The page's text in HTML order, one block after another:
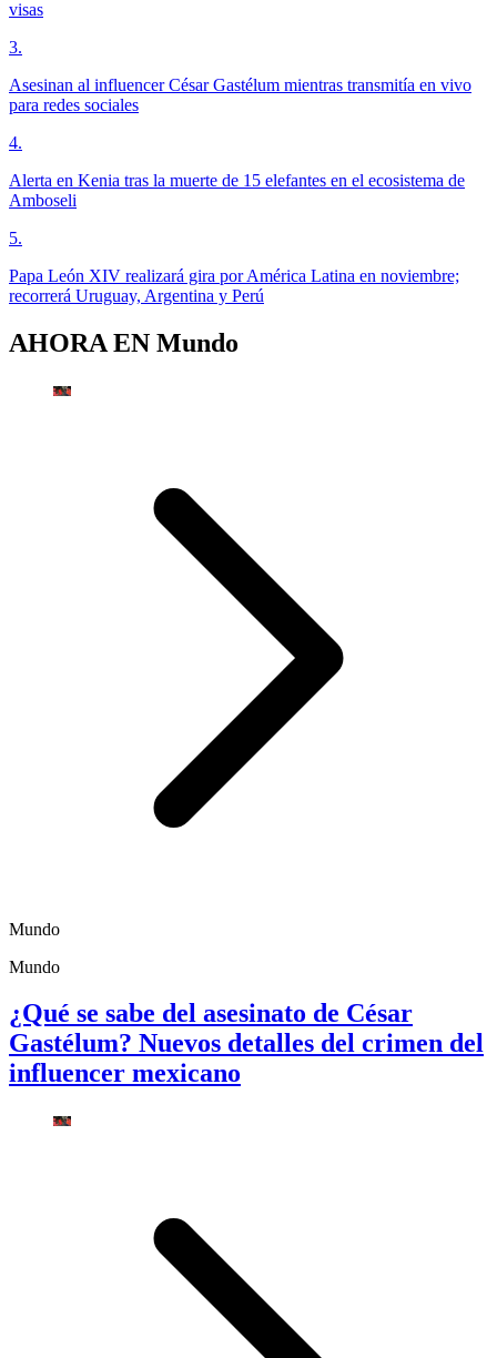
visas
3.
Asesinan al influencer César Gastélum mientras transmitía en vivo
para redes sociales
4.
Alerta en Kenia tras la muerte de 15 elefantes en el ecosistema de
Amboseli
5.
Papa León XIV realizará gira por América Latina en noviembre;
recorrerá Uruguay, Argentina y Perú
AHORA EN Mundo
Mundo
Mundo
¿Qué se sabe del asesinato de César
Gastélum? Nuevos detalles del crimen del
influencer mexicano